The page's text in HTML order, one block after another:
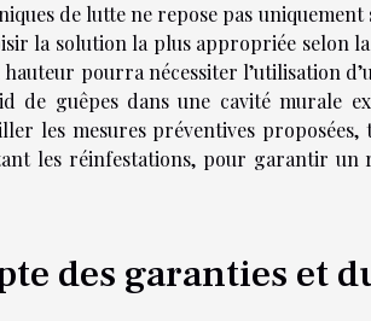
de lutte ne repose pas
la solution la plus appropriée selon
pourra nécessiter l’utilisation
de guêpes dans une cavité murale
les mesures préventives
les réinfestations, pour garantir
des garanties et